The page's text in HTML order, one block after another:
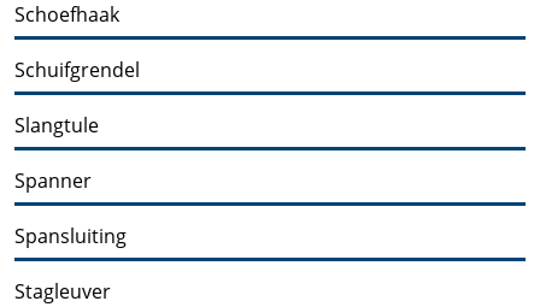
Schoefhaak
Schuifgrendel
Slangtule
Spanner
Spansluiting
Stagleuver